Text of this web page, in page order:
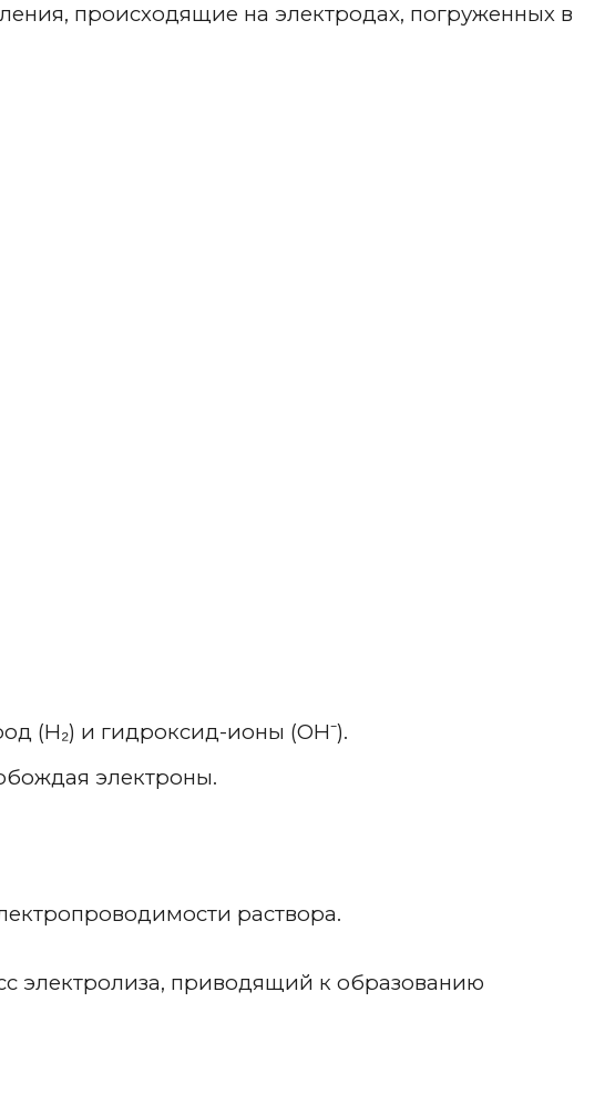
происходящие на электродах, погруженных в
(H₂) и гидроксид-ионы (OH⁻).
электроны.
раствора.
электролиза, приводящий к образованию